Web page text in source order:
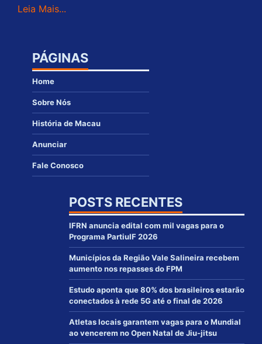
Leia Mais...
PÁGINAS
Home
Sobre Nós
História de Macau
Anunciar
Fale Conosco
POSTS RECENTES
IFRN anuncia edital com mil vagas para o
Programa PartiuIF 2026
Municípios da Região Vale Salineira recebem
aumento nos repasses do FPM
Estudo aponta que 80% dos brasileiros estarão
conectados à rede 5G até o final de 2026
Atletas locais garantem vagas para o Mundial
ao vencerem no Open Natal de Jiu-jitsu